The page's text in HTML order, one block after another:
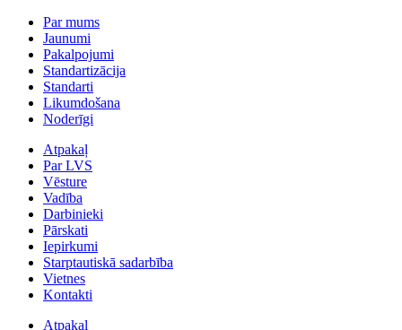
Par mums
Jaunumi
Pakalpojumi
Standartizācija
Standarti
Likumdošana
Noderīgi
Atpakaļ
Par LVS
Vēsture
Vadība
Darbinieki
Pārskati
Iepirkumi
Starptautiskā sadarbība
Vietnes
Kontakti
Atpakaļ